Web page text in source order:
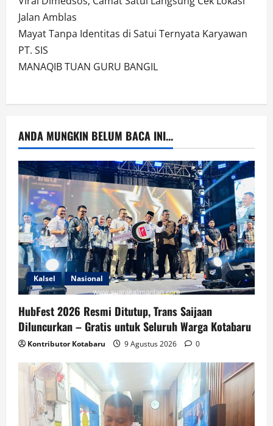
Jalan Amblas
Mayat Tanpa Identitas di Satui Ternyata Karyawan
PT. SIS
MANAQIB TUAN GURU BANGIL
ANDA MUNGKIN BELUM BACA INI...
Kalsel Nasional
HubFest 2026 Resmi Ditutup, Trans Saijaan
Diluncurkan – Gratis untuk Seluruh Warga Kotabaru
Kontributor Kotabaru 9 Agustus 2026 0